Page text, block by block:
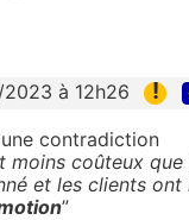
à 12h26 !
contradiction
moins coûteux
et les clients
”